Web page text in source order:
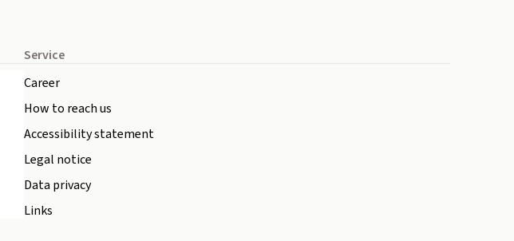
Service
Career
How to reach us
Accessibility statement
Legal notice
Data privacy
Links